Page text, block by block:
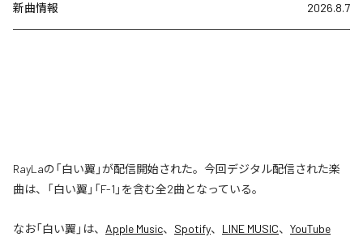
新曲情報 2026.8.7
RayLaの「白い翼」が配信開始された。今回デジタル配信された楽
曲は、「白い翼」「F-1」を含む全2曲となっている。
なお「白い翼 」は、 Apple Music、 Spotify、 LINE MUSIC、 YouTube